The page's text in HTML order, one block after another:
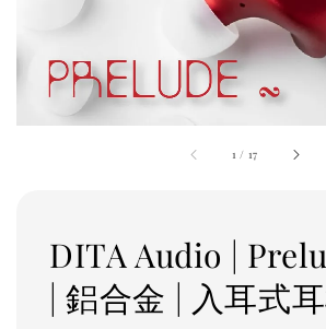
1 / 17
DITA Audio |
| 鋁合金 | 入耳式